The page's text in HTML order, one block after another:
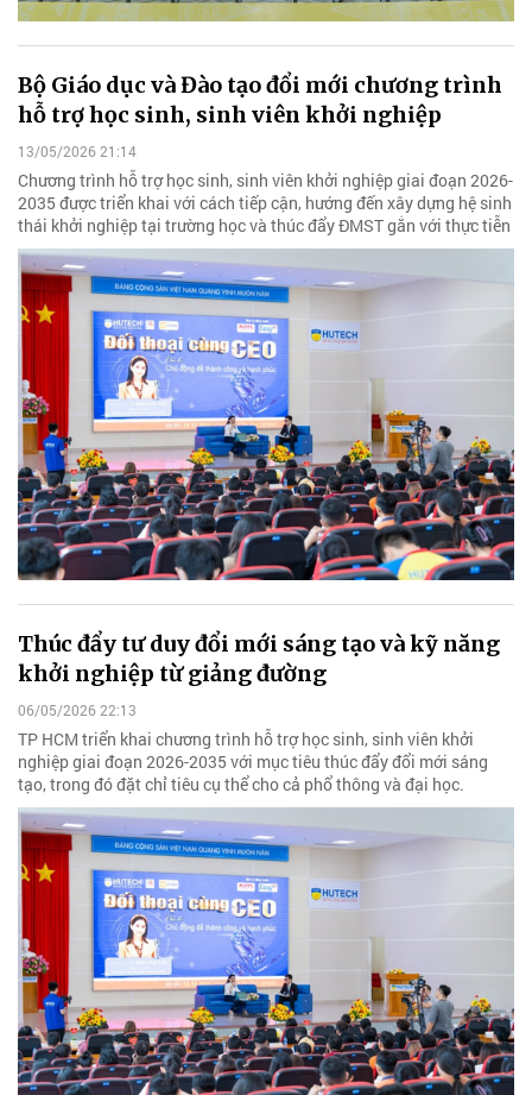
Bộ Giáo dục và Đào tạo đổi mới chương trình
hỗ trợ học sinh, sinh viên khởi nghiệp
13/05/2026 21:14
Chương trình hỗ trợ học sinh, sinh viên khởi nghiệp giai đoạn 2026-
2035 được triển khai với cách tiếp cận, hướng đến xây dựng hệ sinh
thái khởi nghiệp tại trường học và thúc đẩy ĐMST gắn với thực tiễn
Thúc đẩy tư duy đổi mới sáng tạo và kỹ năng
khởi nghiệp từ giảng đường
06/05/2026 22:13
TP HCM triển khai chương trình hỗ trợ học sinh, sinh viên khởi
nghiệp giai đoạn 2026-2035 với mục tiêu thúc đẩy đổi mới sáng
tạo, trong đó đặt chỉ tiêu cụ thể cho cả phổ thông và đại học.